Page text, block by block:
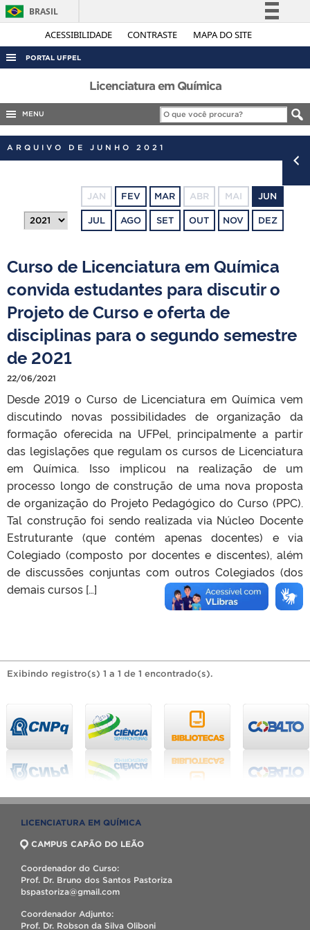
ACESSIBILIDADE CONTRASTE MAPA DO SITE
BRASIL
Simplifique!
Legislação
Canais
PORTAL UFPEL
ACESSO À INFORMAÇÃO
AUDITORIA
CONCURSOS
OUVIDORIA
TELEFONES
Licenciatura em Química
MENU
ARQUIVO DE JUNHO 2021
JAN FEV MAR ABR MAI JUN
JUL AGO SET OUT NOV DEZ
Curso de Licenciatura em Química
convida estudantes para discutir o
Projeto de Curso e oferta de
disciplinas para o segundo semestre
de 2021
22/06/2021
Desde 2019 o Curso de Licenciatura em Química vem
discutindo novas possibilidades de organização da
formação oferecida na UFPel, principalmente a partir
das legislações que regulam os cursos de Licenciatura
em Química. Isso implicou na realização de um
processo longo de construção de uma nova proposta
de organização do Projeto Pedagógico do Curso (PPC).
Tal construção foi sendo realizada via Núcleo Docente
Estruturante (que contém apenas docentes) e via
Colegiado (composto por docentes e discentes), além
de discussões conjuntas com outros Colegiados (dos
demais cursos […]
Exibindo registro(s) 1 a 1 de 1 encontrado(s).
LICENCIATURA EM QUÍMICA
CAMPUS CAPÃO DO LEÃO
Coordenador do Curso:
Prof. Dr. Bruno dos Santos Pastoriza
bspastoriza@gmail.com
Coordenador Adjunto:
Prof. Dr. Robson da Silva Oliboni